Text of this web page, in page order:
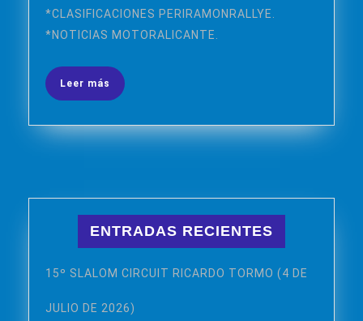
*CLASIFICACIONES PERIRAMONRALLYE.
*NOTICIAS MOTORALICANTE.
Leer más Leer
más
ENTRADAS RECIENTES
15º SLALOM CIRCUIT RICARDO TORMO (4 DE
JULIO DE 2026)